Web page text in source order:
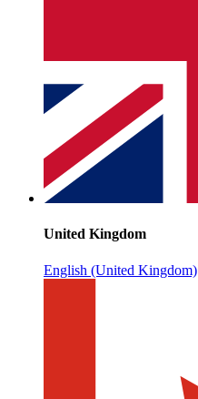
United Kingdom
English (United Kingdom)